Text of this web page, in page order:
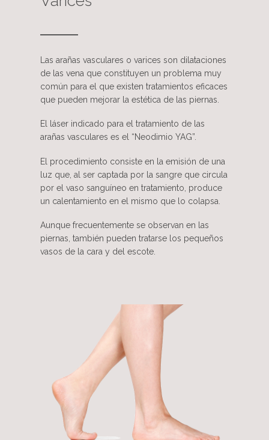
Las arañas vasculares o varices son dilataciones
de las vena que constituyen un problema muy
común para el que existen tratamientos eficaces
que pueden mejorar la estética de las piernas.
El láser indicado para el tratamiento de las
arañas vasculares es el “Neodimio YAG”.
El procedimiento consiste en la emisión de una
luz que, al ser captada por la sangre que circula
por el vaso sanguíneo en tratamiento, produce
un calentamiento en el mismo que lo colapsa.
Aunque frecuentemente se observan en las
piernas, también pueden tratarse los pequeños
vasos de la cara y del escote.